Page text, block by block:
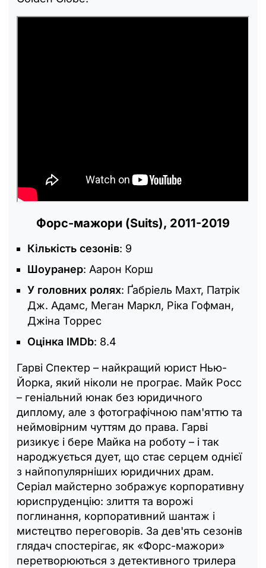
Форс-мажори (Suits), 2011-2019
Кількість сезонів: 9
Шоуранер: Аарон Корш
У головних ролях: Ґабріель Махт, Патрік
Дж. Адамс, Меган Маркл, Ріка Гофман,
Джіна Торрес
Оцінка IMDb: 8.4
Гарві Спектер – найкращий юрист Нью-
Йорка, який ніколи не програє. Майк Росс
– геніальний юнак без юридичного
диплому, але з фотографічною пам'яттю та
неймовірним чуттям до права. Гарві
ризикує і бере Майка на роботу – і так
народжується дует, що стає серцем однієї
з найпопулярніших юридичних драм.
Серіал майстерно зображує корпоративну
юриспруденцію: злиття та ворожі
поглинання, корпоративний шантаж і
мистецтво переговорів. За дев'ять сезонів
глядач спостерігає, як «Форс-мажори»
перетворюються з детективного трилера